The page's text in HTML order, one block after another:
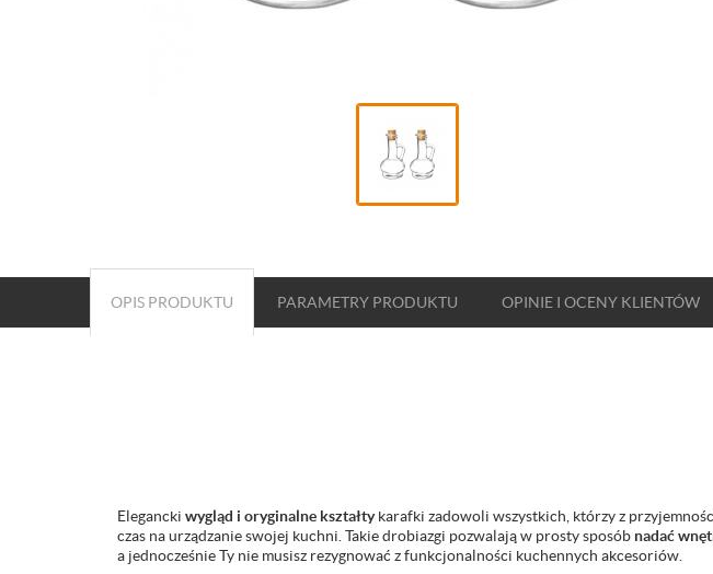
OPIS PRODUKTU PARAMETRY PRODUKTU OPINIE I OCENY KLIENTÓW
Elegancki wygląd i oryginalne kształtykarafki zadowoli wszystkich, którzy z
czas na urządzanie swojej kuchni. Takie drobiazgi pozwalają w prosty sposób nadać
a jednocześnie Ty nie musisz rezygnować z funkcjonalności kuchennych akcesoriów.